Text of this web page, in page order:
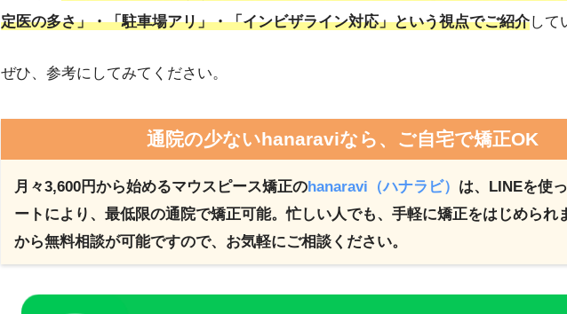
定医の多さ」・「駐車場アリ」・「インビザライン対応」という視点でご紹介して
ぜひ、参考にしてみてください。
通院の少ないhanaraviなら、ご自宅で矯正OK
月々3,600円から始めるマウスピース矯正のhanaravi（ハナラビ） は、LINEを使
ートにより、最低限の通院で矯正可能。忙しい人でも、手軽に矯正をはじめられ
から無料相談が可能ですので、お気軽にご相談ください。